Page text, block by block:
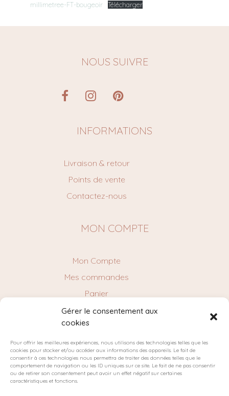
Gérer le consentement aux
cookies
Pour offrir les meilleures expériences, nous utilisons des technologies telles que les
cookies pour stocker et/ou accéder aux informations des appareils. Le fait de
consentir à ces technologies nous permettra de traiter des données telles que le
comportement de navigation ou les ID uniques sur ce site. Le fait de ne pas consentir
ou de retirer son consentement peut avoir un effet négatif sur certaines
caractéristiques et fonctions.
millimetree-FT-bougeoir Télécharger
NOUS SUIVRE
INFORMATIONS
Livraison & retour
Points de vente
Contactez-nous
MON COMPTE
Mon Compte
Mes commandes
Panier
NEWSLETTER